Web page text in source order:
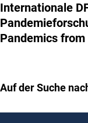
Internationale
Pandemics
Auf der Suche